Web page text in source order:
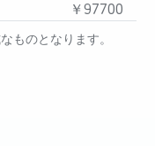
￥97700
ものとなります。